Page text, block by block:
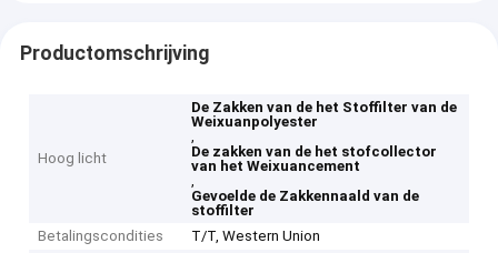
Productomschrijving
Hoog licht
De Zakken van de het Stoffilter van de
Weixuanpolyester
,
De zakken van de het stofcollector
van het Weixuancement
,
Gevoelde de Zakkennaald van de
stoffilter
Betalingscondities
T/T, Western Union